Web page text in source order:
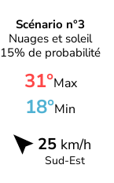
Scénario n°3
Nuages et soleil
15% de probabilité
31°Max
18°Min
25 km/h
Sud-Est